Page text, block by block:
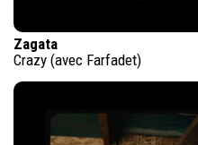
Zagata
Crazy (avec Farfadet)